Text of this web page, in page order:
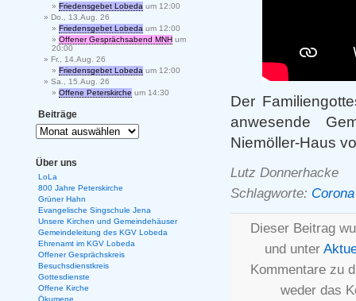
Der
anwesende
Niemöller-Haus
Lutz Donnerhacke
Schlagworte: Corona
Dieser Beitrag
und unter
Kommentare zu
weder das
Friedensgebet Lobeda um 12:00
Do., 13.Aug. 26
Friedensgebet Lobeda um 12:00
Offener Gesprächsabend MNH um
20:00
Fr., 14.Aug. 26
Friedensgebet Lobeda um 12:00
Sa., 15.Aug. 26
Offene Peterskirche um 14:30
Beiträge
Über uns
LoLa
800 Jahre Peterskirche
Grüner Hahn
Evangelische Singschule Jena
Unsere Kirchen und Gemeindehäuser
Gemeindeleitung des KGV Lobeda
Ehrenamt im KGV Lobeda
Offener Gesprächskreis
Besuchsdienstkreis
Gottesdienste
Offene Kirche
Ökumene